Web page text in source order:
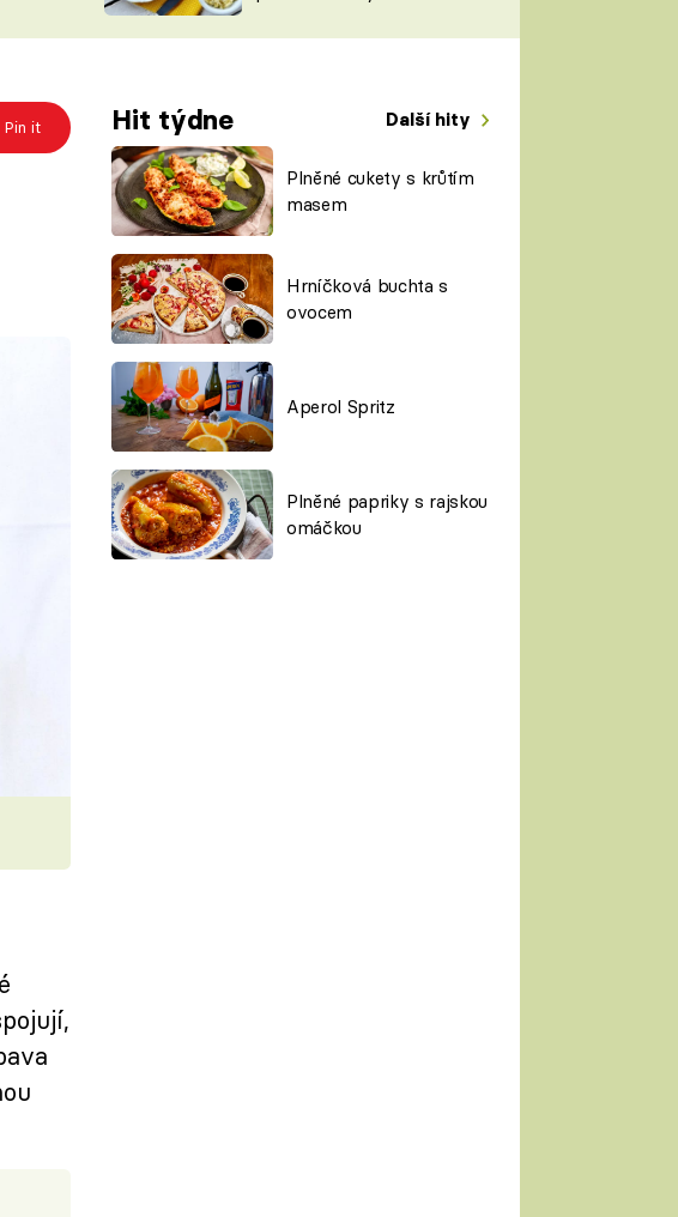
ŠÉFREDAKTORKY
ČASOPIS
Pin it Hit týdne Další hity
Plněné cukety s krůtím
masem
Hrníčková buchta s
ovocem
Aperol Spritz
Plněné papriky s rajskou
omáčkou